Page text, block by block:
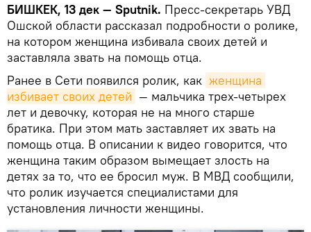
БИШКЕК, 13 дек — Sputnik. Пресс-секретарь УВД
Ошской области рассказал подробности о ролике,
на котором женщина избивала своих детей и
заставляла звать на помощь отца.
Ранее в Сети появился ролик, как женщина
избивает своих детей — мальчика трех-четырех
лет и девочку, которая не на много старше
братика. При этом мать заставляет их звать на
помощь отца. В описании к видео говорится, что
женщина таким образом вымещает злость на
детях за то, что ее бросил муж. В МВД сообщили,
что ролик изучается специалистами для
установления личности женщины.